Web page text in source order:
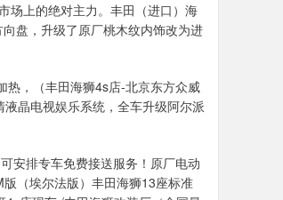
场上的绝对主力。丰田（进口）海
盘，升级了原厂桃木纹内饰改为进
热，（丰田海狮4s店-北京东方众威
晶电视娱乐系统，全车升级阿尔派
安排专车免费接送服务！原厂电动
（埃尔法版）丰田海狮13座标准